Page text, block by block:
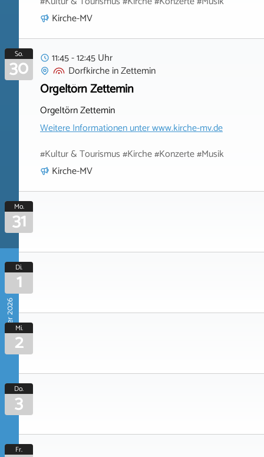
Kirche-MV
So.
30
11:45 - 12:45 Uhr
DorfkircheinZettemin
Orgeltörn Zettemin
Orgeltörn Zettemin
Weitere Informationen unterwww.kirche-mv.de
#Kultur & Tourismus #Kirche #Konzerte #Musik
Kirche-MV
Mo.
31
September 2026
Di.
1
Mi.
2
Do.
3
Fr.